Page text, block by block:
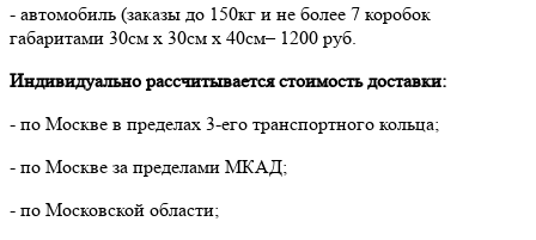
- автомобиль (заказы до 150кг и не более 7 коробок
габаритами 30см х 30см х 40см– 1200 руб.
Индивидуально рассчитывается стоимость доставки:
- по Москве в пределах 3-его транспортного кольца;
- по Москве за пределами МКАД;
- по Московской области;